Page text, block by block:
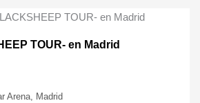
Arena, Madrid